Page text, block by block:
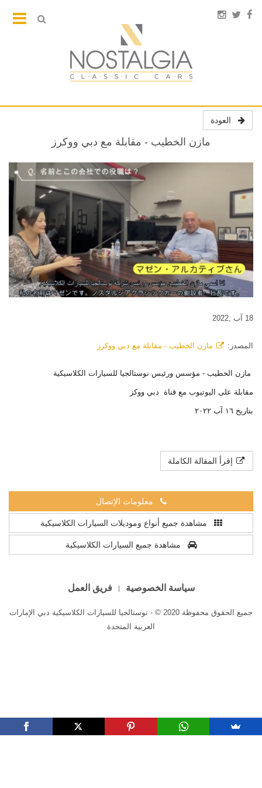
مازن الخطيب - مقابلة مع دبي ووكرز
العودة
18 آب ,2022
المصدر: مازن الخطيب - مقابلة مع دبي ووكرز
مازن الخطيب - مؤسس ورئيس نوستالجيا للسيارات الكلاسيكية
مقابلة على اليوتيوب مع قناة دبي ووكز
بتاريخ ١٦ آب ٢٠٢٢
إقرأ المقالة الكاملة
معلومات الإتصال
مشاهدة جميع أنواع وموديلات السيارات الكلاسيكية
مشاهدة جميع السيارات الكلاسيكية
سياسة الخصوصية فريق العمل
جميع الحقوق محفوظة 2020 © - نوستالجيا للسيارات الكلاسيكية دبي الإمارات
العربية المتحدة